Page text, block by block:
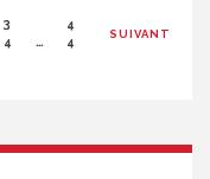
3
4
…
4
4
SUIVANT